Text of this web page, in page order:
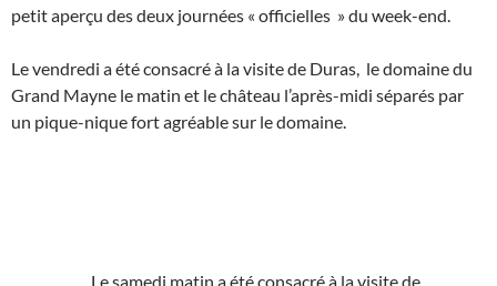
petit aperçu des deux journées « officielles » du week-end.
Le vendredi a été consacré à la visite de Duras, le domaine du
Grand Mayne le matin et le château l’après-midi séparés par
un pique-nique fort agréable sur le domaine.
Le samedi matin a été consacré à la visite de